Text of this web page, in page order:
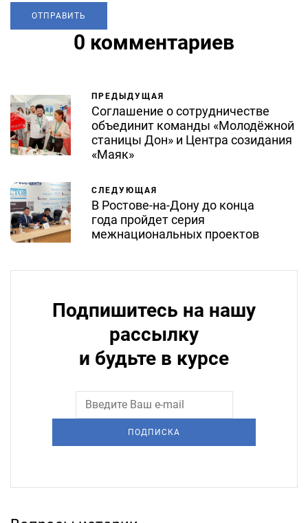
0 комментариев
ПРЕДЫДУЩАЯ
Соглашение о сотрудничестве
объединит команды «Молодёжной
станицы Дон» и Центра созидания
«Маяк»
СЛЕДУЮЩАЯ
В Ростове-на-Дону до конца
года пройдет серия
межнациональных проектов
Подпишитесь на нашу
рассылку
и будьте в курсе
ПОДПИСКА